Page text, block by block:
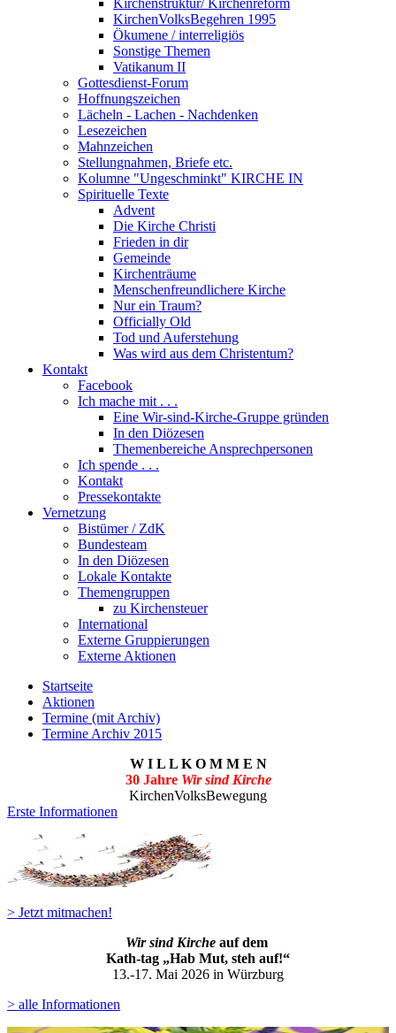
Kirchenstruktur/ Kirchenreform
KirchenVolksBegehren 1995
Ökumene / interreligiös
Sonstige Themen
Vatikanum II
Gottesdienst-Forum
Hoffnungszeichen
Lächeln - Lachen - Nachdenken
Lesezeichen
Mahnzeichen
Stellungnahmen, Briefe etc.
Kolumne "Ungeschminkt" KIRCHE IN
Spirituelle Texte
Advent
Die Kirche Christi
Frieden in dir
Gemeinde
Kirchenträume
Menschenfreundlichere Kirche
Nur ein Traum?
Officially Old
Tod und Auferstehung
Was wird aus dem Christentum?
Kontakt
Facebook
Ich mache mit . . .
Eine Wir-sind-Kirche-Gruppe gründen
In den Diözesen
Themenbereiche Ansprechpersonen
Ich spende . . .
Kontakt
Pressekontakte
Vernetzung
Bistümer / ZdK
Bundesteam
In den Diözesen
Lokale Kontakte
Themengruppen
zu Kirchensteuer
International
Externe Gruppierungen
Externe Aktionen
Startseite
Aktionen
Termine (mit Archiv)
Termine Archiv 2015
W I L L K O M M E N
30 Jahre Wir sind Kirche
KirchenVolksBewegung
Erste Informationen
> Jetzt mitmachen!
Wir sind Kirche auf dem
Kath-tag „Hab Mut, steh auf!“
13.-17. Mai 2026 in Würzburg
> alle Informationen